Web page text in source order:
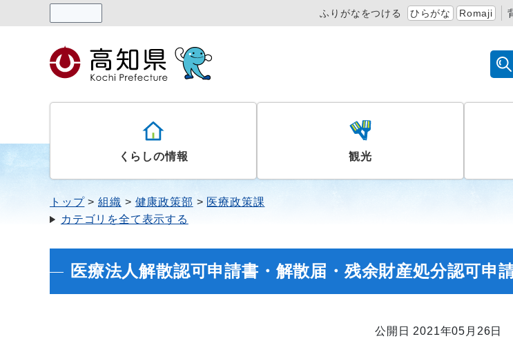
ふりがなをつける ひらがな Romaji
くらしの情報 観光
トップ 組織 健康政策部
医療政策課
カテゴリを全て表示する
医療法人解散認可申請書・解散届・残余財産処分認可申
公開日 2021年05月26日